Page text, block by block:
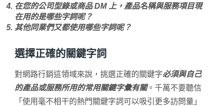
在您的公司型錄或商品 DM 上，產品名稱與服務項目現
在用的是哪些字詞呢？
其他同業們又都使用哪些字詞呢？
選擇正確的關鍵字詞
對網路行銷這領域來說，挑選正確的關鍵字必須與自己
的產品或服務所用的常用關鍵字彙有關。千萬不要聽信
「使用毫不相干的熱門關鍵字詞可以吸引更多訪問量」